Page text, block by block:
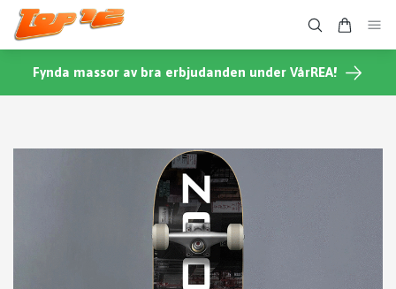
Fynda massor av bra erbjudanden under VårREA!